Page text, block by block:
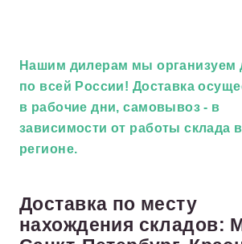
Нашим дилерам мы организуем
по всей России! Доставка
в рабочие дни, самовывоз - в
зависимости от работы склада
регионе.
Доставка по месту
нахождения складов: